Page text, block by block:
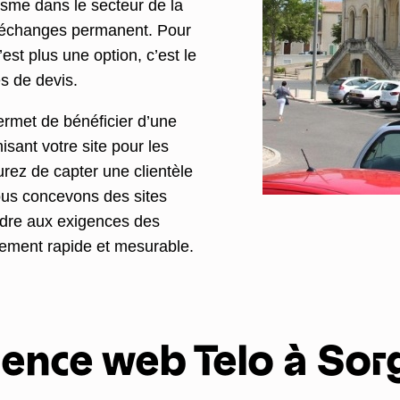
dans le secteur de la
permanent. Pour
plus une option, c’est le
de devis.
de bénéficier d’une
votre site pour les
de capter une clientèle
concevons des sites
aux exigences des
rapide et mesurable.
web Telo à